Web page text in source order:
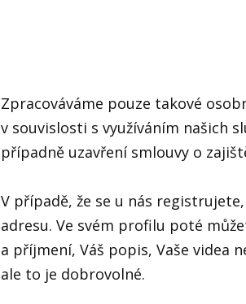
Zpracováváme pouze takové
v souvislosti s využíváním našich
případně uzavření smlouvy o
V případě, že se u nás
adresu. Ve svém profilu poté
a příjmení, Váš popis, Vaše videa
ale to je dobrovolné.